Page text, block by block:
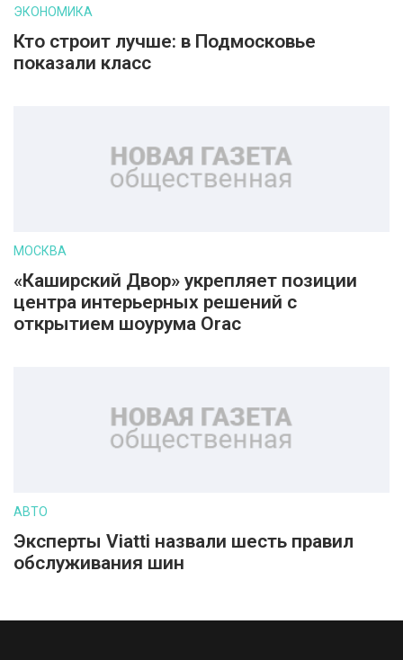
ЭКОНОМИКА
Кто строит лучше: в Подмосковье
показали класс
МОСКВА
«Каширский Двор» укрепляет позиции
центра интерьерных решений с
открытием шоурума Orac
АВТО
Эксперты Viatti назвали шесть правил
обслуживания шин